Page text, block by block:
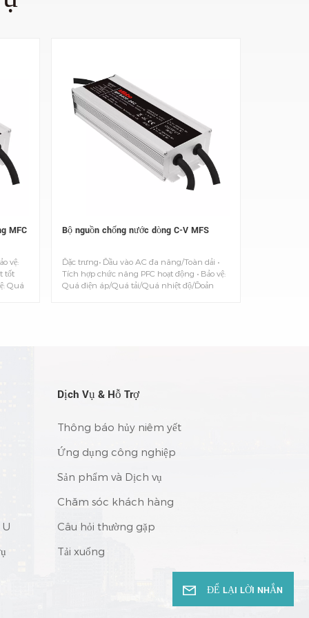
MFC
vệ:
tốt
Quá
Bộ nguồn chống nước dòng C-V MFS
Đặc trưng• Đầu vào AC đa năng/Toàn dải •
Tích hợp chức năng PFC hoạt động • Bảo vệ:
Quá điện áp/Quá tải/Quá nhiệt độ/Đoản
Dịch Vụ & Hỗ Trợ
Thông báo hủy niêm yết
Ứng dụng công nghiệp
Sản phẩm và Dịch vụ
Chăm sóc khách hàng
Câu hỏi thường gặp
Tải xuống
ĐỂ LẠI LỜI NHẮN